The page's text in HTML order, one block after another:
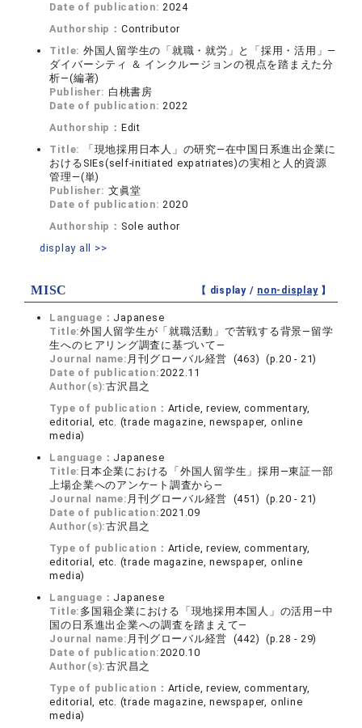
Date of publication:2024
Authorship： Contributor
Title: 外国人留学生の「就職・就労」と「採用・活用」―
ダイバーシティ ＆ インクルージョンの視点を踏まえた分
析―(編著)
Publisher: 白桃書房
Date of publication:2022
Authorship： Edit
Title:
「現地採用日本人」の研究―在中国日系進出企業に
おけるSIEs(self-initiated expatriates)の実相と人的資源
管理―(単)
Publisher: 文眞堂
Date of publication:2020
Authorship： Sole author
display all >>
MISC 【 display / non-display】
Language： Japanese
Title:外国人留学生が「就職活動」で苦戦する背景―留学
生へのヒアリング調査に基づいて―
Journal name: 月刊グローバル経営 (463) (p.20 - 21)
Date of publication:2022.11
Author(s):古沢昌之
Type of publication： Article, review, commentary,
editorial, etc. (trade magazine, newspaper, online
media)
Language： Japanese
Title: 日本企業における「外国人留学生」採用―東証一部
上場企業へのアンケ―ト調査から―
Journal name: 月刊グローバル経営 (451) (p.20 - 21)
Date of publication:2021.09
Author(s):古沢昌之
Type of publication： Article, review, commentary,
editorial, etc. (trade magazine, newspaper, online
media)
Language： Japanese
Title: 多国籍企業における「現地採用本国人」の活用―中
国の日系進出企業への調査を踏まえて―
Journal name: 月刊グローバル経営 (442) (p.28 - 29)
Date of publication:2020.10
Author(s):古沢昌之
Type of publication： Article, review, commentary,
editorial, etc. (trade magazine, newspaper, online
media)